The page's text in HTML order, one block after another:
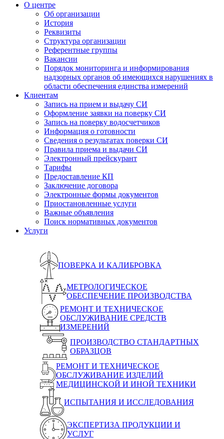
О центре
Об организации
История
Реквизиты
Структура организации
Референтные группы
Вакансии
Порядок мониторинга и информирования
надзорных органов об имеющихся нарушениях в
области обеспечения единства измерений
Клиентам
Запись на прием и выдачу СИ
Оформление заявки на поверку СИ
Запись на поверку водосчетчиков
Информация о готовности
Сведения о результатах поверки СИ
Правила приема и выдачи СИ
Электронный прейскурант
Тарифы
Предоставление КП
Заключение договора
Электронные формы документов
Приостановленные услуги
Важные объявления
Поиск нормативных документов
Услуги
ПОВЕРКА И КАЛИБРОВКА
МЕТРОЛОГИЧЕСКОЕ
ОБЕСПЕЧЕНИЕ ПРОИЗВОДСТВА
РЕМОНТ И ТЕХНИЧЕСКОЕ
ОБСЛУЖИВАНИЕ СРЕДСТВ
ИЗМЕРЕНИЙ
ПРОИЗВОДСТВО СТАНДАРТНЫХ
ОБРАЗЦОВ
РЕМОНТ И ТЕХНИЧЕСКОЕ
ОБСЛУЖИВАНИЕ ИЗДЕЛИЙ
МЕДИЦИНСКОЙ И ИНОЙ ТЕХНИКИ
ИСПЫТАНИЯ И ИССЛЕДОВАНИЯ
ЭКСПЕРТИЗА ПРОДУКЦИИ И
УСЛУГ